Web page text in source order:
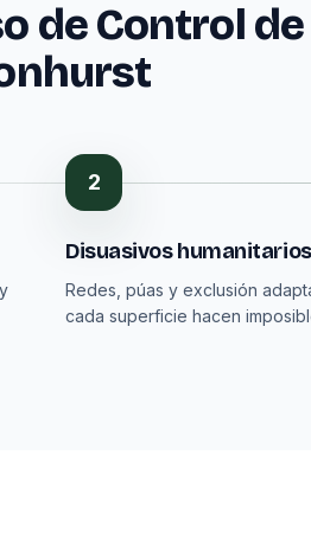
de Control
2
Disuasivos humanitarios
Redes, púas y exclusión
cada superficie hacen